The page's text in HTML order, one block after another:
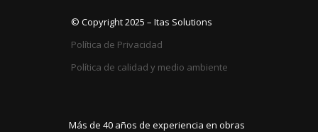
© Copyright 2025 – Itas Solutions
Política de Privacidad
Política de calidad y medio ambiente
Más de 40 años de experiencia en obras